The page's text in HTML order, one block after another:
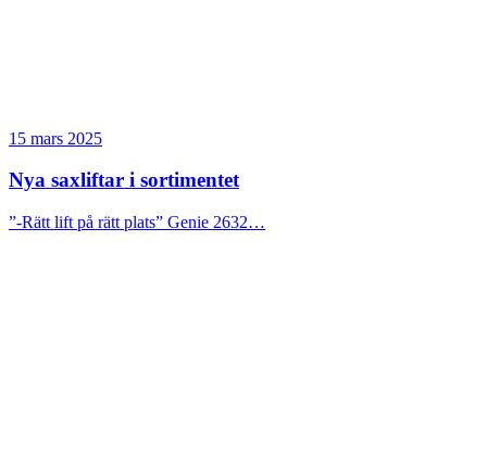
15 mars 2025
Nya saxliftar i sortimentet
”-Rätt lift på rätt plats” Genie 2632…